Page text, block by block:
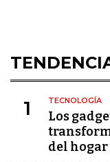
1 TECNOLOGÍA
Los
del hogar